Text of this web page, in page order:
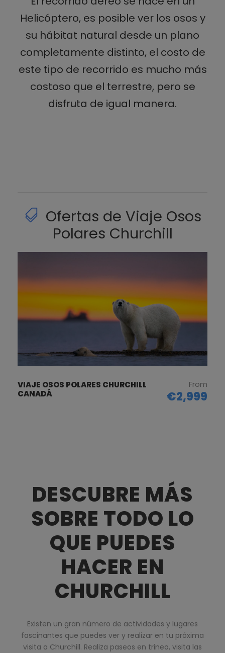
Helicóptero, es posible ver los osos y
su hábitat natural desde un plano
completamente distinto, el costo de
este tipo de recorrido es mucho más
costoso que el terrestre, pero se
disfruta de igual manera.
Ofertas de Viaje Osos
Polares Churchill
VIAJE OSOS POLARES CHURCHILL
CANADÁ
From
€2,999
DESCUBRE MÁS
SOBRE TODO LO
QUE PUEDES
HACER EN
CHURCHILL
Existen un gran número de actividades y lugares
fascinantes que puedes ver y realizar en tu próxima
visita a Churchill. Realiza paseos en trineo, visita las